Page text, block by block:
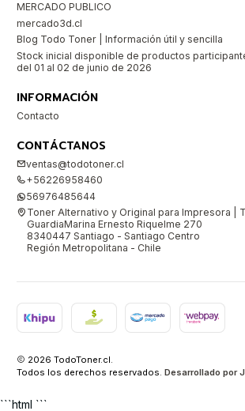
MERCADO PUBLICO
mercado3d.cl
Blog Todo Toner | Información útil y sencilla
Stock inicial disponible de productos
del 01 al 02 de junio de 2026
INFORMACIÓN
Contacto
CONTÁCTANOS
ventas@todotoner.cl
+56226958460
56976485644
Toner Alternativo y Original para Impresora |
GuardiaMarina Ernesto Riquelme 270
8340447 Santiago - Santiago Centro
Región Metropolitana - Chile
2026 TodoToner.cl.
Todos los derechos reservados. Desarrollado por
```html ```